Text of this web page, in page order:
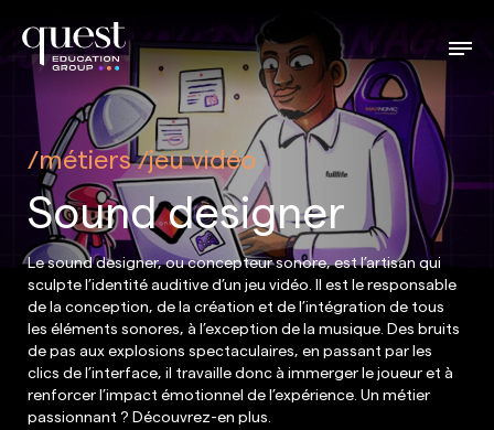
métiers jeu vidéo
Sound designer
Le sound designer, ou concepteur sonore, est l’artisan qui
sculpte l’identité auditive d’un jeu vidéo. Il est le responsable
de la conception, de la création et de l’intégration de tous
les éléments sonores, à l’exception de la musique. Des bruits
de pas aux explosions spectaculaires, en passant par les
clics de l’interface, il travaille donc à immerger le joueur et à
renforcer l’impact émotionnel de l’expérience. Un métier
passionnant ? Découvrez-en plus.